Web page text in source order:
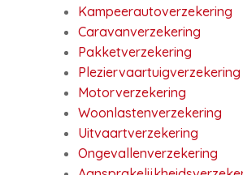
Kampeerautoverzekering
Caravanverzekering
Pakketverzekering
Pleziervaartuigverzekering
Motorverzekering
Woonlastenverzekering
Uitvaartverzekering
Ongevallenverzekering